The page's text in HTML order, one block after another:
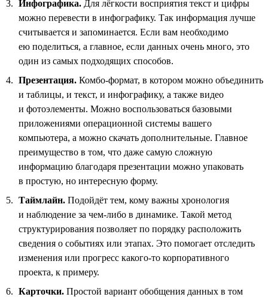
Инфографика. Для лёгкости восприятия текст и цифры
можно перевести в инфографику. Так информация лучше
считывается и запоминается. Если вам необходимо
ею поделиться, а главное, если данных очень много, это
один из самых подходящих способов.
Презентация. Комбо-формат, в котором можно объединить
и таблицы, и текст, и инфографику, а также видео
и фотоэлементы. Можно воспользоваться базовыми
приложениями операционной системы вашего
компьютера, а можно скачать дополнительные. Главное
преимущество в том, что даже самую сложную
информацию благодаря презентации можно упаковать
в простую, но интересную форму.
Таймлайн. Подойдёт тем, кому важны хронология
и наблюдение за чем-либо в динамике. Такой метод
структурирования позволяет по порядку расположить
сведения о событиях или этапах. Это помогает отследить
изменения или прогресс какого-то корпоративного
проекта, к примеру.
Карточки. Простой вариант обобщения данных в том